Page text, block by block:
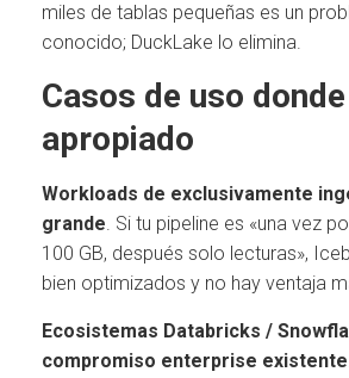
miles de tablas pequeñas es un
conocido; DuckLake lo elimina.
Casos de uso
apropiado
Workloads de exclusivamente
grande. Si tu pipeline es «una vez
100 GB, después solo lecturas»,
bien optimizados y no hay ventaja
Ecosistemas Databricks /
compromiso enterprise existente